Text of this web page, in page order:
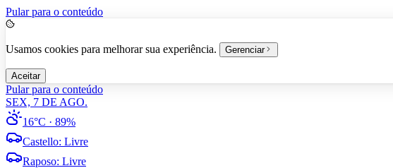
Pular para o conteúdo
Usamos cookies para melhorar sua experiência. Gerenciar
Aceitar
Pular para o conteúdo
SEX, 7 DE AGO.
16°C · 89%
Castello: Livre
Raposo: Livre